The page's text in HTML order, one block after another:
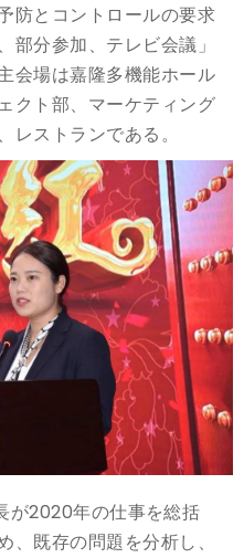
防とコントロールの要求
部分参加、テレビ会議」
会場は嘉隆多機能ホール
クト部、マーケティング
レストランである。
が2020年の仕事を総括
、既存の問題を分析し、